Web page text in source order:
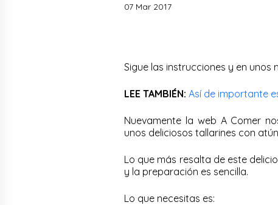
07 Mar 2017
Sigue las instrucciones y en unos
LEE TAMBIÉN: Así de importante
Nuevamente la web A Comer
unos deliciosos tallarines con
Lo que más resalta de este
y la preparación es sencilla.
Lo que necesitas es: